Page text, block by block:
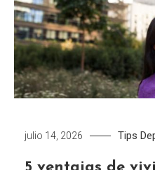
julio 14, 2026 Tips